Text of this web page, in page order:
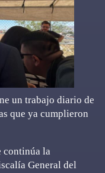
un trabajo diario de
que ya cumplieron
continúa la
General del